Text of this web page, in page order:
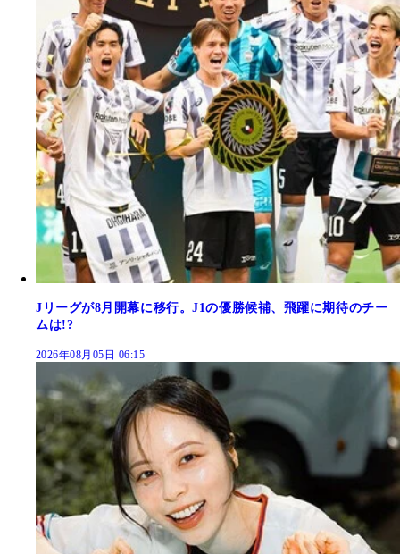
Jリーグが8月開幕に移行。J1の優勝候補、飛躍に期待のチー
ムは!?
2026年08月05日 06:15